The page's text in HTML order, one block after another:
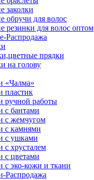
заколки
обручи для волос
резинки для волос оптом
Распродажа
прядки
на голову
«Чалма»
пластик
ручной работы
с бантами
с жемчугом
с камнями
с ушками
с хрусталем
с цветами
с эко-кожи и ткани
Распродажа